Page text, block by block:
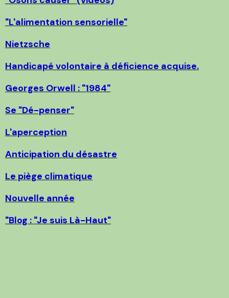
"L'alimentation sensorielle"
Nietzsche
Handicapé volontaire à déficience acquise.
Georges Orwell : "1984"
Se "Dé-penser"
L'aperception
Anticipation du désastre
Le piège climatique
Nouvelle année
"Blog : "Je suis Là-Haut"